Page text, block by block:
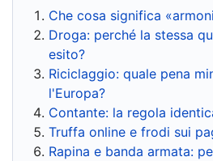
Che cosa significa
Droga: perché la stessa
esito?
Riciclaggio: quale pena
l'Europa?
Contante: la regola
Truffa online e frodi sui
Rapina e banda armata: